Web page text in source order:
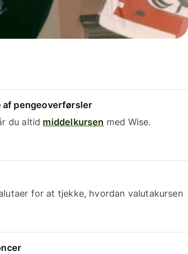
af pengeoverførsler
du altid middelkursen med Wise.
for at tjekke, hvordan valutakursen